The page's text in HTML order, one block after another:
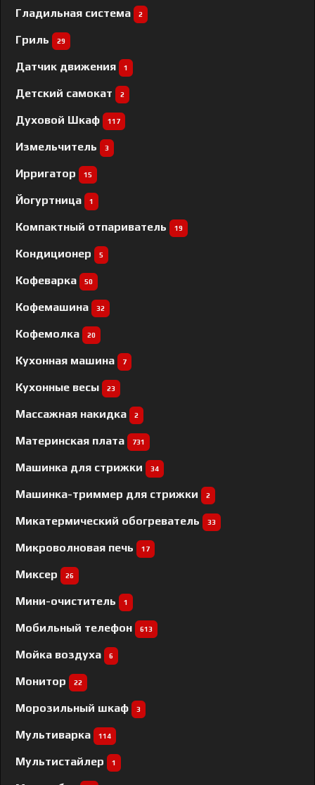
Гладильная система 2
Гриль 29
Датчик движения 1
Детский самокат 2
Духовой Шкаф 117
Измельчитель 3
Ирригатор 15
Йогуртница 1
Компактный отпариватель 19
Кондиционер 5
Кофеварка 50
Кофемашина 32
Кофемолка 20
Кухонная машина 7
Кухонные весы 23
Массажная накидка 2
Материнская плата 731
Машинка для стрижки 34
Машинка-триммер для стрижки 2
Микатермический обогреватель 33
Микроволновая печь 17
Миксер 26
Мини-очиститель 1
Мобильный телефон 613
Мойка воздуха 6
Монитор 22
Морозильный шкаф 3
Мультиварка 114
Мультистайлер 1